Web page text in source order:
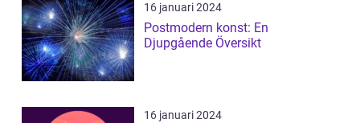
16 januari 2024
Postmodern konst: En
Djupgående Översikt
16 januari 2024